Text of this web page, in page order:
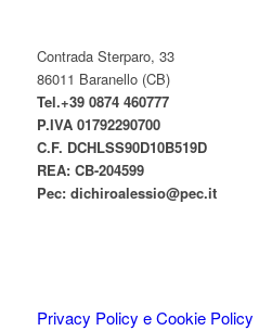
Contrada Sterparo, 33
86011 Baranello (CB)
Tel.+39 0874 460777
P.IVA 01792290700
C.F. DCHLSS90D10B519D
REA: CB-204599
Pec: dichiroalessio@pec.it
Privacy Policy e Cookie Policy